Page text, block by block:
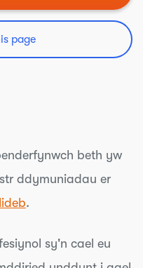
page
beth yw
ddymuniadau er
.
sy'n cael eu